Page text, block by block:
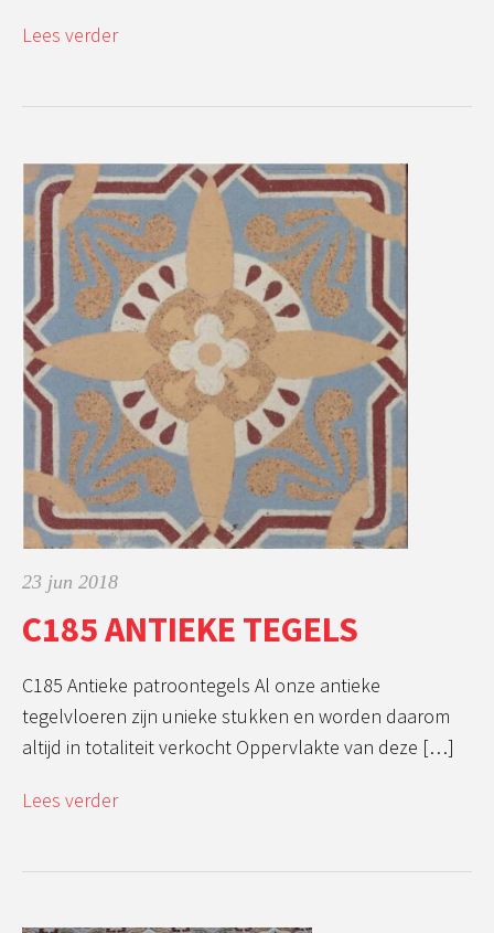
Lees verder
23 jun 2018
C185 ANTIEKE TEGELS
C185 Antieke patroontegels Al onze antieke
tegelvloeren zijn unieke stukken en worden daarom
altijd in totaliteit verkocht Oppervlakte van deze […]
Lees verder